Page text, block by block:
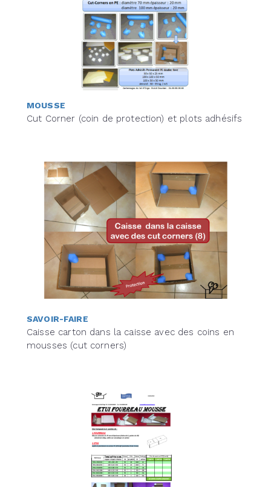
MOUSSE
Cut Corner (coin de protection) et plots adhésifs
SAVOIR-FAIRE
Caisse carton dans la caisse avec des coins en
mousses (cut corners)